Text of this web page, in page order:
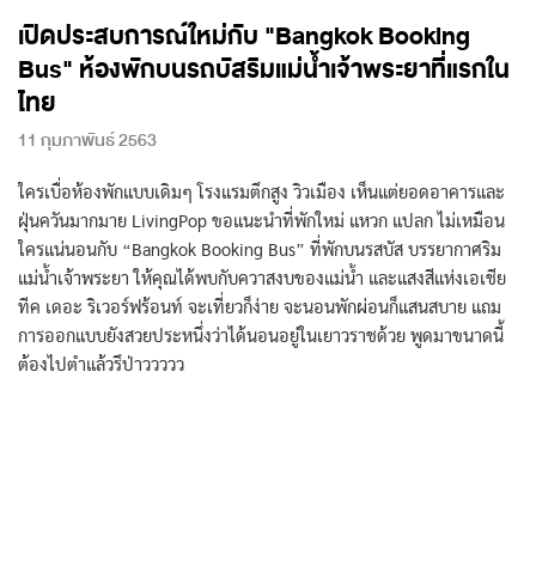
เปิดประสบการณ์ใหม่กับ "Bangkok Booking
Bus" ห้องพักบนรถบัสริมแม่น้ำเจ้าพระยาที่แรกใน
ไทย
11 กุมภาพันธ์ 2563
ใครเบื่อห้องพักแบบเดิมๆ โรงแรมตึกสูง วิวเมือง เห็นแต่ยอดอาคารและ
ฝุ่นควันมากมาย LivingPop ขอแนะนำที่พักใหม่ แหวก แปลก ไม่เหมือน
ใครแน่นอนกับ “Bangkok Booking Bus” ที่พักบนรสบัส บรรยากาศริม
แม่น้ำเจ้าพระยา ให้คุณได้พบกับควาสงบของแม่น้ำ และแสงสีแห่งเอเชีย
ทีค เดอะ ริเวอร์ฟร้อนท์ จะเที่ยวก็ง่าย จะนอนพักผ่อนก็แสนสบาย แถม
การออกแบบยังสวยประหนึ่งว่าได้นอนอยู่ในเยาวราชด้วย พูดมาขนาดนี้
ต้องไปตำแล้วรึป่าววววว